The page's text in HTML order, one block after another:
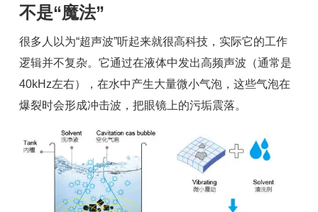
不是“魔法”
很多人以为“超声波”听起来就很高科技，实际它的工作
逻辑并不复杂。它通过在液体中发出高频声波（通常是
40kHz左右），在水中产生大量微小气泡，这些气泡在
爆裂时会形成冲击波，把眼镜上的污垢震落。